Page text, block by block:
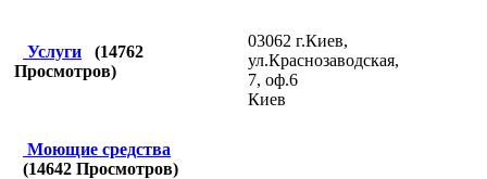
Услуги (14762
Просмотров)
Моющие средства
(14642 Просмотров)
03062 г.Киев,
ул.Краснозаводская,
7, оф.6
Киев